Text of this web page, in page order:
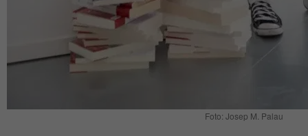
Foto: Josep M. Palau